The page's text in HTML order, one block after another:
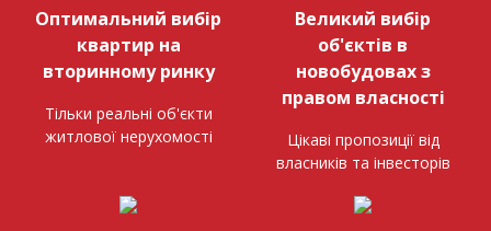
Оптимальний вибір
квартир на
вторинному ринку
Тільки реальні об'єкти
житлової нерухомості
Великий вибір
об'єктів в
новобудовах з
правом власності
Цікаві пропозиції від
власників та інвесторів